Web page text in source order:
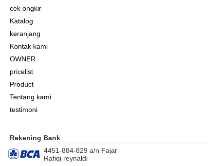
cek ongkir
Katalog
keranjang
Kontak kami
OWNER
pricelist
Product
Tentang kami
testimoni
Rekening Bank
4451-884-829 a/n Fajar
Rafiqi reynaldi